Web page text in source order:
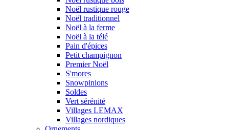
Noël rustique rouge
Noël traditionnel
Noël à la ferme
Noël à la télé
Pain d'épices
Petit champignon
Premier Noël
S'mores
Snowpinions
Soldes
Vert sérénité
Villages LEMAX
Villages nordiques